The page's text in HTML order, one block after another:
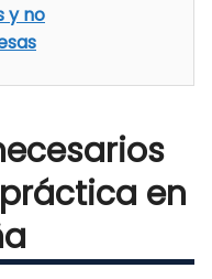
y no
en